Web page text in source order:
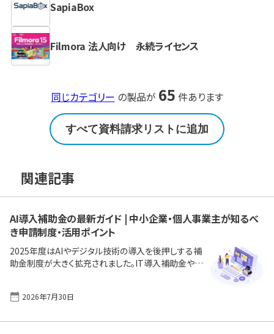
SapiaBox
Filmora 法人向け 永続ライセンス
同じカテゴリー の製品が 65 件あります
すべて資料請求リストに追加
関連記事
AI導入補助金の最新ガイド | 中小企業・個人事業主が知るべ
き申請制度・活用ポイント
2025年度はAIやデジタル技術の導入を後押しする補
助金制度が大きく拡充されました。IT導入補助金やも
的支援策を網羅的に解説します。初めて申請を検討す
分かる」「失敗しない準備ができる」内容となっていま
2026年7月30日